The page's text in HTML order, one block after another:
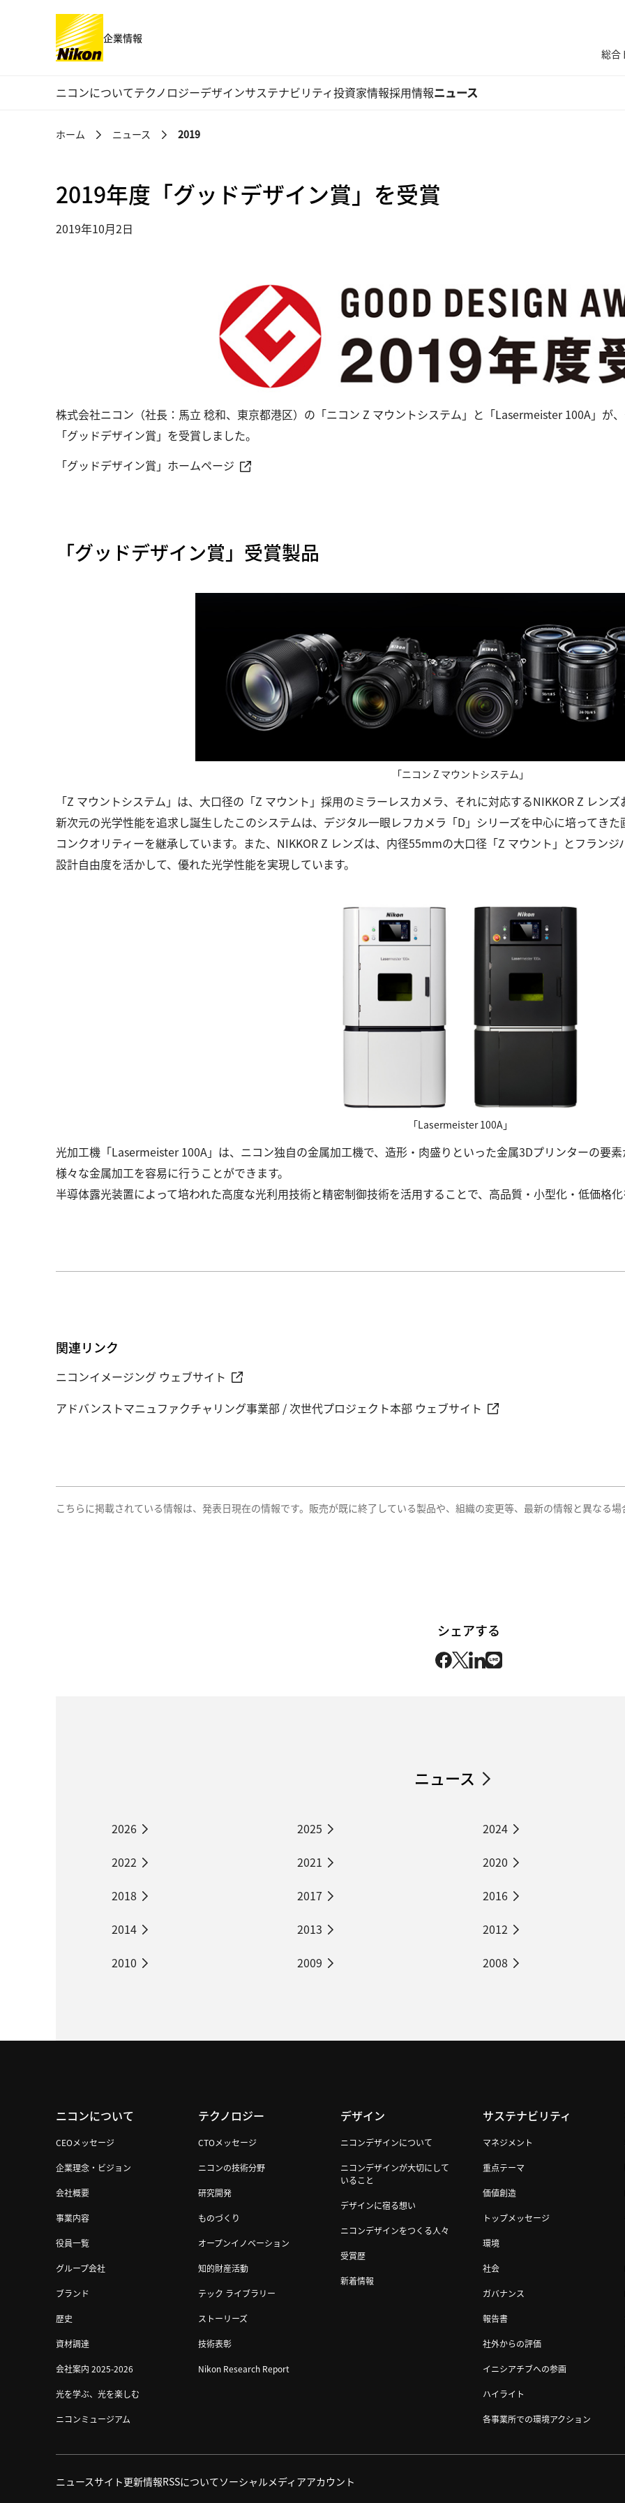
企業情報
総合
グローバルナビゲーション
ニコンについてテクノロジーデザインサステナビリティ投資家情報採用情報ニュース
ホーム ニュース 2019
2019年度「グッドデザイン賞」を受賞
2019年10月2日
株式会社ニコン（社長：馬立 稔和、東京都港区）の「ニコン Z マウントシステム」と「Lasermeister 100A」が
「グッドデザイン賞」を受賞しました。
「グッドデザイン賞」ホームページ
「グッドデザイン賞」受賞製品
「ニコン Z マウントシステム」
「Z マウントシステム」は、大口径の「Z マウント」採用のミラーレスカメラ、それに対応するNIKKOR Z レンズ
新次元の光学性能を追求し誕生したこのシステムは、デジタル一眼レフカメラ「D」シリーズを中心に培ってき
コンクオリティーを継承しています。また、NIKKOR Z レンズは、内径55mmの大口径「Z マウント」とフラン
設計自由度を活かして、優れた光学性能を実現しています。
「Lasermeister 100A」
光加工機「Lasermeister 100A」は、ニコン独自の金属加工機で、造形・肉盛りといった金属3Dプリンターの要
様々な金属加工を容易に行うことができます。
半導体露光装置によって培われた高度な光利用技術と精密制御技術を活用することで、高品質・小型化・低価格化
関連リンク
ニコンイメージング ウェブサイト
アドバンストマニュファクチャリング事業部 / 次世代プロジェクト本部 ウェブサイト
こちらに掲載されている情報は、発表日現在の情報です。販売が既に終了している製品や、組織の変更等、最新の情報と異なる場
シェアする
ニュース
2026 2025 2024
2022
2021 2020
2018
2017 2016
2014
2013 2012
2010
2009 2008
ニコンについて
CEOメッセージ
企業理念・ビジョン
会社概要
事業内容
役員一覧
グループ会社
ブランド
歴史
資材調達
会社案内 2025-2026
光を学ぶ、光を楽しむ
ニコンミュージアム
テクノロジー
CTOメッセージ
ニコンの技術分野
研究開発
ものづくり
オープンイノベーション
知的財産活動
テック ライブラリー
ストーリーズ
技術表彰
Nikon Research Report
デザイン
ニコンデザインについて
ニコンデザインが大切にして
いること
デザインに宿る想い
ニコンデザインをつくる人々
受賞歴
新着情報
サステナビリティ
マネジメント
重点テーマ
価値創造
トップメッセージ
環境
社会
ガバナンス
報告書
社外からの評価
イニシアチブへの参画
ハイライト
各事業所での環境アクション
ニュースサイト更新情報RSSについてソーシャルメディアアカウント